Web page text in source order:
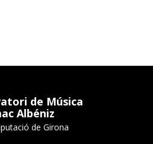
de Música
Albéniz
de Girona